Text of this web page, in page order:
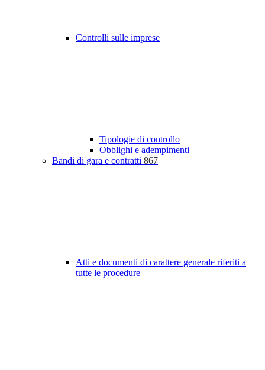
Controlli sulle imprese
Tipologie di controllo
Obblighi e adempimenti
Bandi di gara e contratti 867
Atti e documenti di carattere generale riferiti a
tutte le procedure